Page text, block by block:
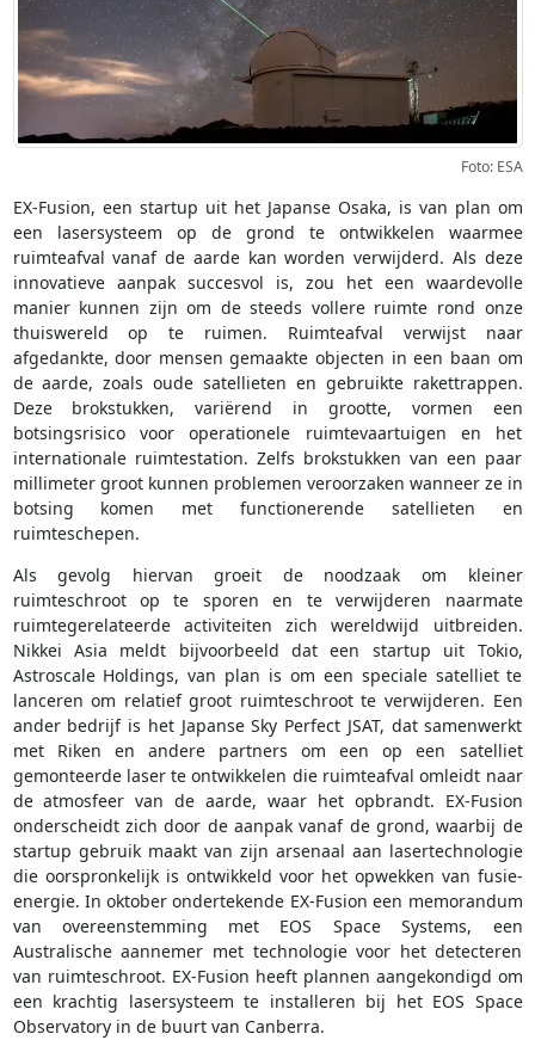
Foto: ESA
EX-Fusion, een startup uit het Japanse Osaka, is van plan om
een lasersysteem op de grond te ontwikkelen waarmee
ruimteafval vanaf de aarde kan worden verwijderd. Als deze
innovatieve aanpak succesvol is, zou het een waardevolle
manier kunnen zijn om de steeds vollere ruimte rond onze
thuiswereld op te ruimen. Ruimteafval verwijst naar
afgedankte, door mensen gemaakte objecten in een baan om
de aarde, zoals oude satellieten en gebruikte rakettrappen.
Deze brokstukken, variërend in grootte, vormen een
botsingsrisico voor operationele ruimtevaartuigen en het
internationale ruimtestation. Zelfs brokstukken van een paar
millimeter groot kunnen problemen veroorzaken wanneer ze in
botsing komen met functionerende satellieten en
ruimteschepen.
Als gevolg hiervan groeit de noodzaak om kleiner
ruimteschroot op te sporen en te verwijderen naarmate
ruimtegerelateerde activiteiten zich wereldwijd uitbreiden.
Nikkei Asia meldt bijvoorbeeld dat een startup uit Tokio,
Astroscale Holdings, van plan is om een speciale satelliet te
lanceren om relatief groot ruimteschroot te verwijderen. Een
ander bedrijf is het Japanse Sky Perfect JSAT, dat samenwerkt
met Riken en andere partners om een op een satelliet
gemonteerde laser te ontwikkelen die ruimteafval omleidt naar
de atmosfeer van de aarde, waar het opbrandt. EX-Fusion
onderscheidt zich door de aanpak vanaf de grond, waarbij de
startup gebruik maakt van zijn arsenaal aan lasertechnologie
die oorspronkelijk is ontwikkeld voor het opwekken van fusie-
energie. In oktober ondertekende EX-Fusion een memorandum
van overeenstemming met EOS Space Systems, een
Australische aannemer met technologie voor het detecteren
van ruimteschroot. EX-Fusion heeft plannen aangekondigd om
een krachtig lasersysteem te installeren bij het EOS Space
Observatory in de buurt van Canberra.